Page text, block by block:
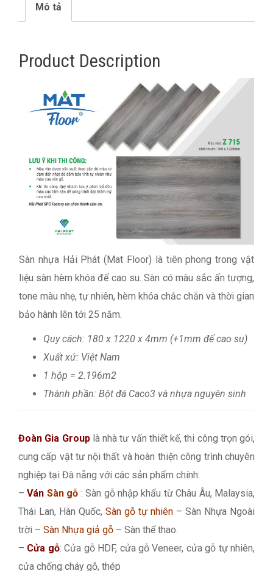
Mô tả
Product Description
Sàn nhựa Hải Phát (Mat Floor) là tiên phong trong vật
liệu sàn hèm khóa đế cao su. Sàn có màu sắc ấn tượng,
tone màu nhẹ, tự nhiên, hèm khóa chắc chắn và thời gian
bảo hành lên tới 25 năm.
Quy cách: 180 x 1220 x 4mm (+1mm đế cao su)
Xuất xứ: Việt Nam
1 hộp = 2.196m2
Thành phần: Bột đá Caco3 và nhựa nguyên sinh
Đoàn Gia Grouplà nhà tư vấn thiết kế, thi công trọn gói,
cung cấp vật tư nội thất và hoàn thiện công trình chuyên
nghiệp tại Đà nẵng với các sản phẩm chính:
–Ván Sàn gỗ : Sàn gỗ nhập khẩu từ Châu Âu, Malaysia,
Thái Lan, Hàn Quốc, Sàn gỗ tự nhiên – Sàn Nhựa Ngoài
trời – Sàn Nhựa giả gỗ – Sàn thể thao.
– Cửa gỗ: Cửa gỗ HDF, cửa gỗ Veneer, cửa gỗ tự nhiên,
cửa chống cháy gỗ, thép